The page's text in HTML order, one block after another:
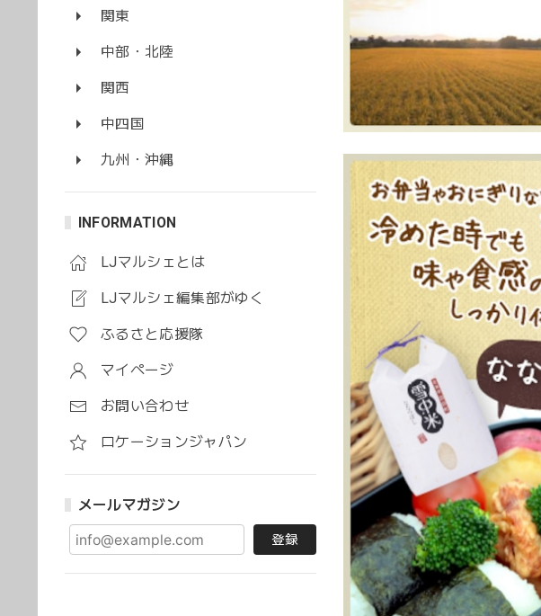
関東
中部・北陸
関西
中四国
九州・沖縄
INFORMATION
LJマルシェとは
LJマルシェ編集部がゆく
ふるさと応援隊
マイページ
お問い合わせ
ロケーションジャパン
メールマガジン
登録